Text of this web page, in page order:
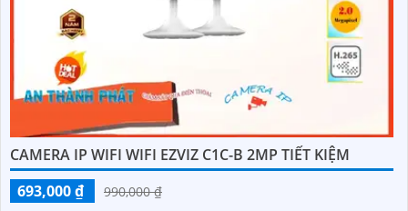
CAMERA IP WIFI WIFI EZVIZ C1C-B 2MP TIẾT KIỆM
693,000 ₫
990,000 ₫